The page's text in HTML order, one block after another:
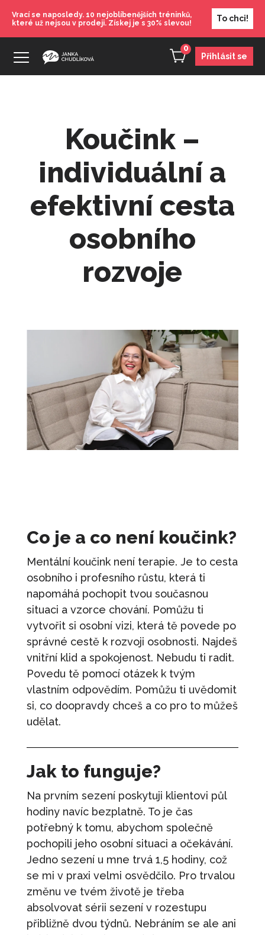
Vrací se naposledy. 10 nejoblíbenějších tréninků,
které už nejsou v prodeji. Získej je s 30% slevou!
To chci!
0
Přihlásit se
Koučink –
individuální a
efektivní cesta
osobního
rozvoje
Co je a co není koučink?
Mentální koučink není terapie. Je to cesta
osobního i profesního růstu, která ti
napomáhá pochopit tvou současnou
situaci a vzorce chování. Pomůžu ti
vytvořit si osobní vizi, která tě povede po
správné cestě k rozvoji osobnosti. Najdeš
vnitřní klid a spokojenost. Nebudu ti radit.
Povedu tě pomocí otázek k tvým
vlastním odpovědím. Pomůžu ti uvědomit
si, co doopravdy chceš a co pro to můžeš
udělat.
Jak to funguje?
Na prvním sezení poskytuji klientovi půl
hodiny navíc bezplatně. To je čas
potřebný k tomu, abychom společně
pochopili jeho osobní situaci a očekávání.
Jedno sezení u mne trvá 1,5 hodiny, což
se mi v praxi velmi osvědčilo. Pro trvalou
změnu ve tvém životě je třeba
absolvovat sérii sezení v rozestupu
přibližně dvou týdnů. Nebráním se ale ani